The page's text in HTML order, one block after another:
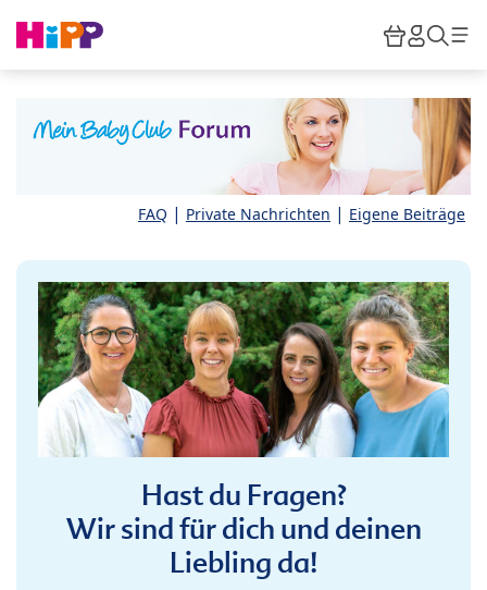
HiPP
FAQ | Private Nachrichten | Eigene Beiträge
Hast du Fragen?
Wir sind für dich und deinen
Liebling da!